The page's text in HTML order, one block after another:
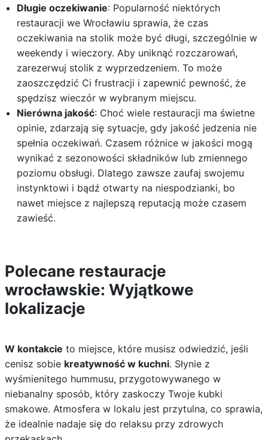
Długie oczekiwanie: Popularność niektórych
restauracji we Wrocławiu sprawia, że czas
oczekiwania na stolik może być długi, szczególnie w
weekendy i wieczory. Aby uniknąć rozczarowań,
zarezerwuj stolik z wyprzedzeniem. To może
zaoszczędzić Ci frustracji i zapewnić pewność, że
spędzisz wieczór w wybranym miejscu.
Nierówna jakość: Choć wiele restauracji ma świetne
opinie, zdarzają się sytuacje, gdy jakość jedzenia nie
spełnia oczekiwań. Czasem różnice w jakości mogą
wynikać z sezonowości składników lub zmiennego
poziomu obsługi. Dlatego zawsze zaufaj swojemu
instynktowi i bądź otwarty na niespodzianki, bo
nawet miejsce z najlepszą reputacją może czasem
zawieść.
Polecane restauracje
wrocławskie: Wyjątkowe
lokalizacje
W kontakcie to miejsce, które musisz odwiedzić, jeśli
cenisz sobie kreatywność w kuchni. Słynie z
wyśmienitego hummusu, przygotowywanego w
niebanalny sposób, który zaskoczy Twoje kubki
smakowe. Atmosfera w lokalu jest przytulna, co sprawia,
że idealnie nadaje się do relaksu przy zdrowych